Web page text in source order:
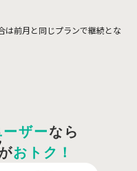
は前月と同じプランで継続とな
ザーなら
おトク！